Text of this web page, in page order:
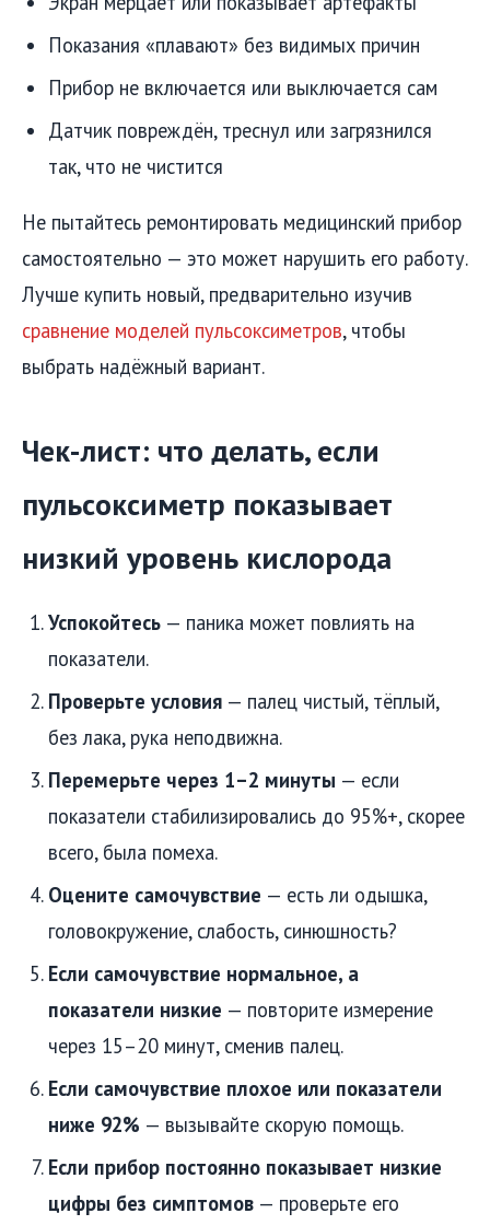
Показания «плавают» без видимых причин
Прибор не включается или выключается сам
Датчик повреждён, треснул или загрязнился
так, что не чистится
Не пытайтесь ремонтировать медицинский прибор
самостоятельно — это может нарушить его работу.
Лучше купить новый, предварительно изучив
сравнение моделей пульсоксиметров, чтобы
выбрать надёжный вариант.
Чек-лист: что делать, если
пульсоксиметр показывает
низкий уровень кислорода
Успокойтесь — паника может повлиять на
показатели.
Проверьте условия — палец чистый, тёплый,
без лака, рука неподвижна.
Перемерьте через 1–2 минуты — если
показатели стабилизировались до 95%+, скорее
всего, была помеха.
Оцените самочувствие — есть ли одышка,
головокружение, слабость, синюшность?
Если самочувствие нормальное, а
показатели низкие — повторите измерение
через 15–20 минут, сменив палец.
Если самочувствие плохое или показатели
ниже 92% — вызывайте скорую помощь.
Если прибор постоянно показывает низкие
цифры без симптомов — проверьте его